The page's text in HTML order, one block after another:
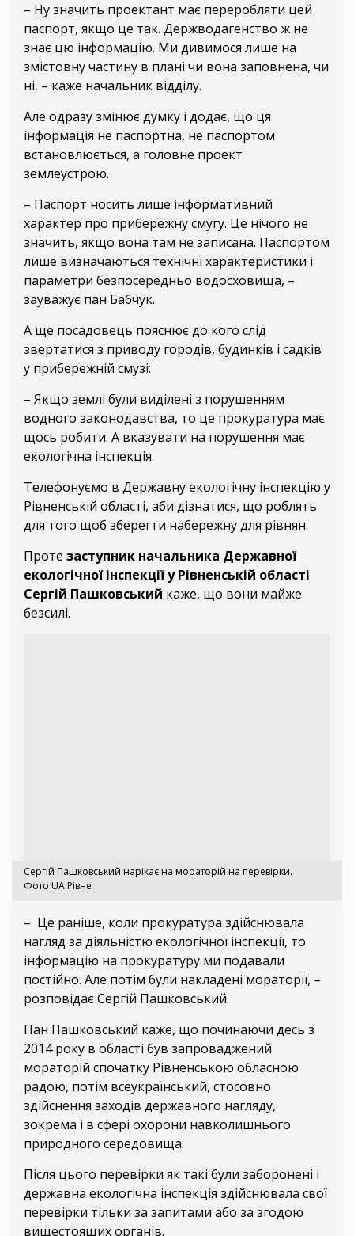
– Ну значить проектант має переробляти цей
паспорт, якщо це так. Держводагенство ж не
знає цю інформацію. Ми дивимося лише на
змістовну частину в плані чи вона заповнена, чи
ні, – каже начальник відділу.
Але одразу змінює думку і додає, що ця
інформація не паспортна, не паспортом
встановлюється, а головне проект
землеустрою.
– Паспорт носить лише інформативний
характер про прибережну смугу. Це нічого не
значить, якщо вона там не записана. Паспортом
лише визначаються технічні характеристики і
параметри безпосередньо водосховища, –
зауважує пан Бабчук.
А ще посадовець пояснює до кого слід
звертатися з приводу городів, будинків і садків
у прибережній смузі:
– Якщо землі були виділені з порушенням
водного законодавства, то це прокуратура має
щось робити. А вказувати на порушення має
екологічна інспекція.
Телефонуємо в Державну екологічну інспекцію у
Рівненській області, аби дізнатися, що роблять
для того щоб зберегти набережну для рівнян.
Проте заступник начальника Державної
екологічної інспекції у Рівненській області
Сергій Пашковський каже, що вони майже
безсилі.
Сергій Пашковський нарікає на мораторій на перевірки.
Фото UA:Рівне
– Це раніше, коли прокуратура здійснювала
нагляд за діяльністю екологічної інспекції, то
інформацію на прокуратуру ми подавали
постійно. Але потім були накладені мораторії, –
розповідає Сергій Пашковський.
Пан Пашковський каже, що починаючи десь з
2014 року в області був запроваджений
мораторій спочатку Рівненською обласною
радою, потім всеукраїнський, стосовно
здійснення заходів державного нагляду,
зокрема і в сфері охорони навколишнього
природного середовища.
Після цього перевірки як такі були заборонені і
державна екологічна інспекція здійснювала свої
перевірки тільки за запитами або за згодою
вищестоящих органів.